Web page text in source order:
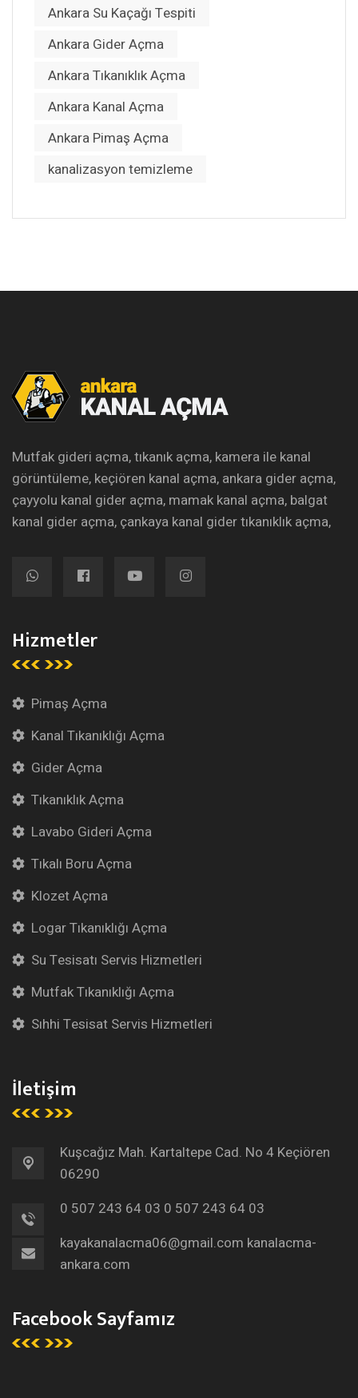
Ankara Su Kaçağı Tespiti
Ankara Gider Açma
Ankara Tıkanıklık Açma
Ankara Kanal Açma
Ankara Pimaş Açma
kanalizasyon temizleme
Mutfak gideri açma, tıkanık açma, kamera ile kanal
görüntüleme, keçiören kanal açma, ankara gider açma,
çayyolu kanal gider açma, mamak kanal açma, balgat
kanal gider açma, çankaya kanal gider tıkanıklık açma,
Hizmetler
Pimaş Açma
Kanal Tıkanıklığı Açma
Gider Açma
Tıkanıklık Açma
Lavabo Gideri Açma
Tıkalı Boru Açma
Klozet Açma
Logar Tıkanıklığı Açma
Su Tesisatı Servis Hizmetleri
Mutfak Tıkanıklığı Açma
Sıhhi Tesisat Servis Hizmetleri
İletişim
Kuşcağız Mah. Kartaltepe Cad. No 4 Keçiören
06290
0 507 243 64 03 0 507 243 64 03
kayakanalacma06@gmail.com kanalacma-
ankara.com
Facebook Sayfamız